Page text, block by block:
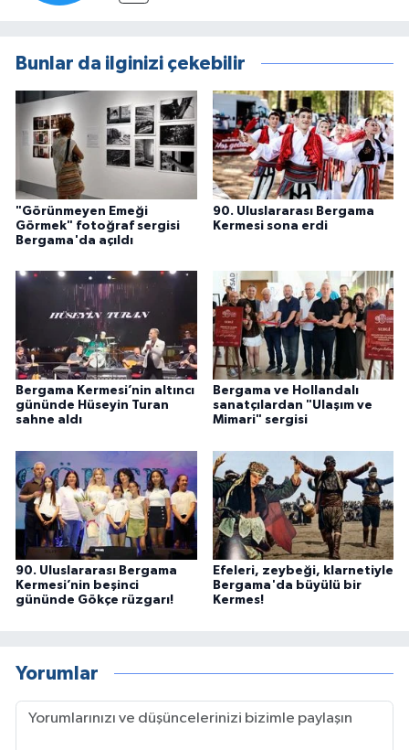
Bunlar da ilginizi çekebilir
"Görünmeyen Emeği
Görmek" fotoğraf sergisi
Bergama'da açıldı
90. Uluslararası Bergama
Kermesi sona erdi
Bergama Kermesi’nin altıncı
gününde Hüseyin Turan
sahne aldı
Bergama ve Hollandalı
sanatçılardan "Ulaşım ve
Mimari" sergisi
90. Uluslararası Bergama
Kermesi’nin beşinci
gününde Gökçe rüzgarı!
Efeleri, zeybeği, klarnetiyle
Bergama'da büyülü bir
Kermes!
Yorumlar